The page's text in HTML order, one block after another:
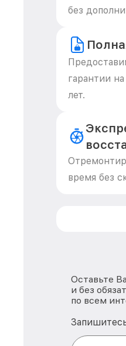
без
гарантии
лет.
время без
Оставьте
и без
по всем